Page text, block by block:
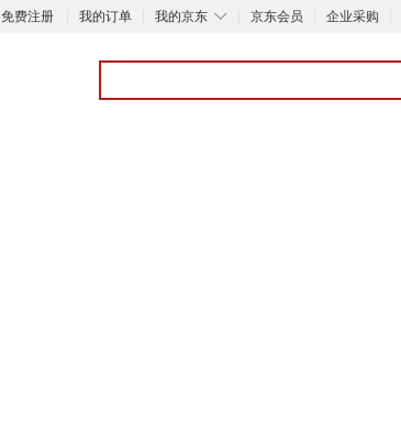
免费注册 我的订单 ◇
我的京东 京东会员 企业采购